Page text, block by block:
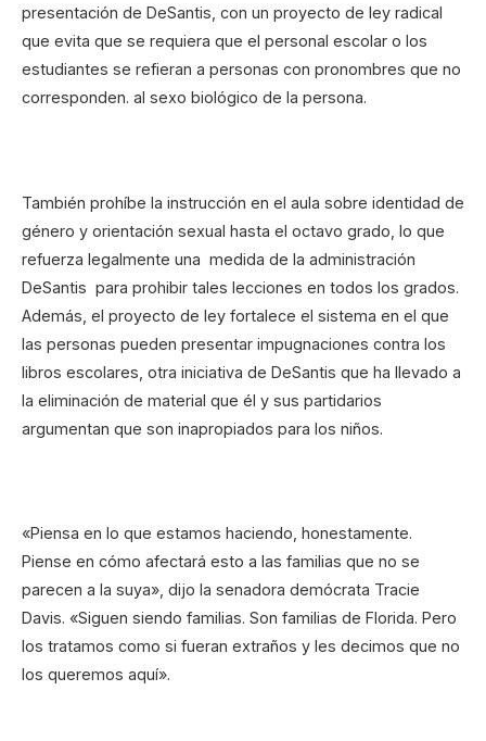
presentación de DeSantis, con un proyecto de ley radical
que evita que se requiera que el personal escolar o los
estudiantes se refieran a personas con pronombres que no
corresponden. al sexo biológico de la persona.
También prohíbe la instrucción en el aula sobre identidad de
género y orientación sexual hasta el octavo grado, lo que
refuerza legalmente una medida de la administración
DeSantis para prohibir tales lecciones en todos los grados.
Además, el proyecto de ley fortalece el sistema en el que
las personas pueden presentar impugnaciones contra los
libros escolares, otra iniciativa de DeSantis que ha llevado a
la eliminación de material que él y sus partidarios
argumentan que son inapropiados para los niños.
«Piensa en lo que estamos haciendo, honestamente.
Piense en cómo afectará esto a las familias que no se
parecen a la suya», dijo la senadora demócrata Tracie
Davis. «Siguen siendo familias. Son familias de Florida. Pero
los tratamos como si fueran extraños y les decimos que no
los queremos aquí».